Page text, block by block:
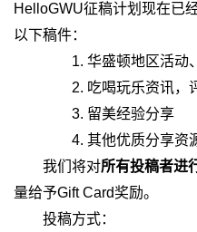
HelloGWU征稿计划现在已
以下稿件：
1. 华盛顿地区活动、
2. 吃喝玩乐资讯，评
3. 留美经验分享
4. 其他优质分享资
我们将对所有投稿者进
量给予Gift Card奖励。
投稿方式：